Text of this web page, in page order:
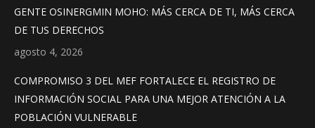
GENTE OSINERGMIN MOHO: MÁS CERCA DE TI, MÁS CERCA
DE TUS DERECHOS
agosto 4, 2026
COMPROMISO 3 DEL MEF FORTALECE EL REGISTRO DE
INFORMACIÓN SOCIAL PARA UNA MEJOR ATENCIÓN A LA
POBLACIÓN VULNERABLE